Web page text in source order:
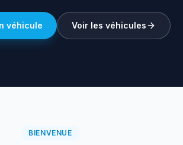
véhicule Voir les véhicules
BIENVENUE